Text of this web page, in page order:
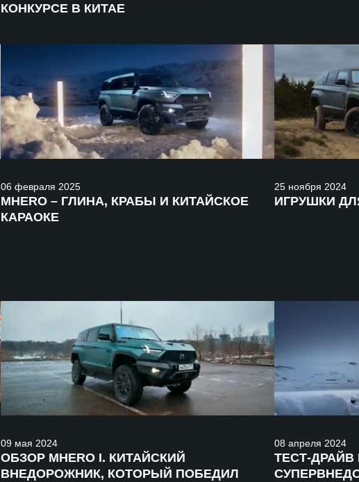
КОНКУРСЕ В КИТАЕ
06 февраля 2025
MHERO – ГЛИНА, КРАБЫ И КИТАЙСКОЕ
КАРАОКЕ
25 ноября 2024
ИГРУШКИ
09 мая 2024
ОБЗОР MHERO I. КИТАЙСКИЙ
ВНЕДОРОЖНИК, КОТОРЫЙ ПОБЕДИЛ
08 апреля 2024
ТЕСТ-ДРАЙВ